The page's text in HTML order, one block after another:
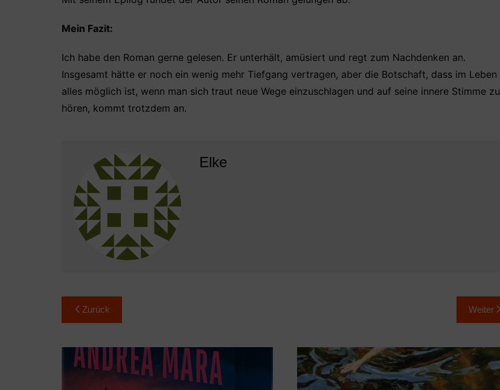
Mein Fazit:
Ich habe den Roman gerne gelesen. Er unterhält, amüsiert und regt zum Nachdenken an.
Insgesamt hätte er noch ein wenig mehr Tiefgang vertragen, aber die Botschaft, dass im Leben
alles möglich ist, wenn man sich traut neue Wege einzuschlagen und auf seine innere Stimme zu
hören, kommt trotzdem an.
Elke
Beitragsnavigation
Zurück Weiter